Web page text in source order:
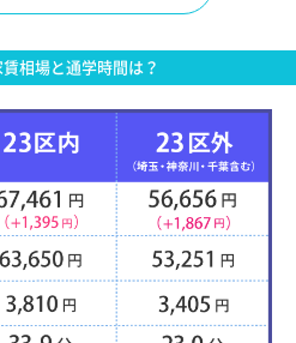
相場と通学時間は？